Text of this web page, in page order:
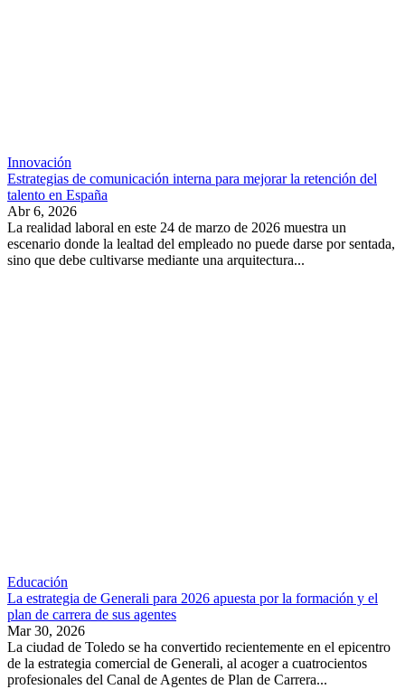
Innovación
Estrategias de comunicación interna para mejorar la retención del
talento en España
Abr 6, 2026
La realidad laboral en este 24 de marzo de 2026 muestra un
escenario donde la lealtad del empleado no puede darse por sentada,
sino que debe cultivarse mediante una arquitectura...
Educación
La estrategia de Generali para 2026 apuesta por la formación y el
plan de carrera de sus agentes
Mar 30, 2026
La ciudad de Toledo se ha convertido recientemente en el epicentro
de la estrategia comercial de Generali, al acoger a cuatrocientos
profesionales del Canal de Agentes de Plan de Carrera...